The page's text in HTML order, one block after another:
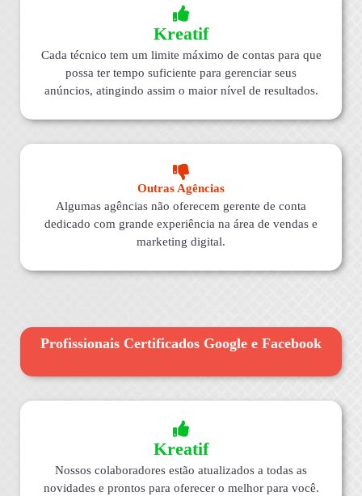
Kreatif
Cada técnico tem um limite máximo de contas para que
possa ter tempo suficiente para gerenciar seus
anúncios, atingindo assim o maior nível de resultados.
Outras Agências
Algumas agências não oferecem gerente de conta
dedicado com grande experiência na área de vendas e
marketing digital.
Profissionais Certificados Google e Facebook
Kreatif
Nossos colaboradores estão atualizados a todas as
novidades e prontos para oferecer o melhor para você.